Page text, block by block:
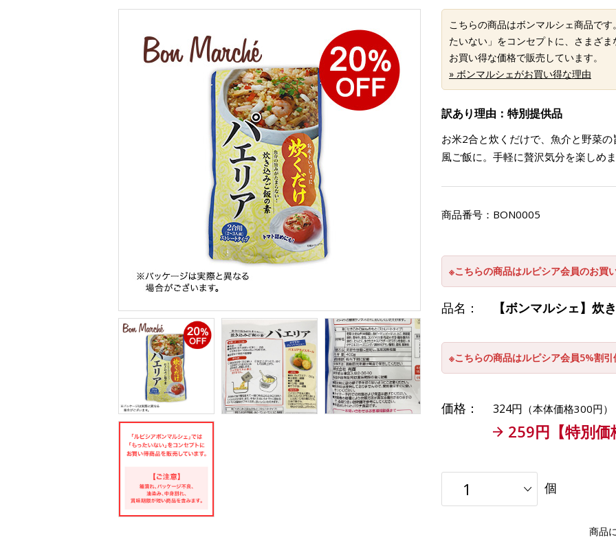
こちらの商品はボンマルシェ商品で
たいない」をコンセプトに、さまざま
お買い得な価格で販売しています。
» ボンマルシェがお買い得な理由
訳あり理由：特別提供品
お米2合と炊くだけで、魚介と野菜
風ご飯に。手軽に贅沢気分を楽しめま
商品番号： BON0005
※こちらの商品はルピシア会員のお買
品名： 【ボンマルシェ】炊
※こちらの商品はルピシア会員5%割
価格： 324円 （本体価格300円）
259円【特別価
個
商品